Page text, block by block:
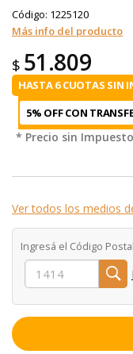
Código: 1225120
Más info del producto
$ 51.809
HASTA 6 CUOTAS SIN
5% OFF CON
* Precio sin
Ver todos los medios
Ingresá el Código